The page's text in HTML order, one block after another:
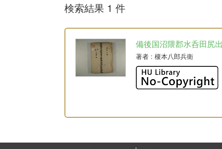
検索結果 1 件
備後国沼隈郡水呑田尻
著者 : 榎本八郎兵衛